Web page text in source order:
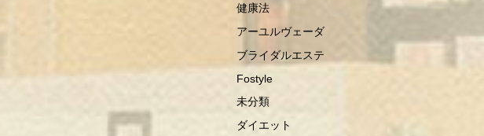
健康法
アーユルヴェーダ
ブライダルエステ
Fostyle
未分類
ダイエット